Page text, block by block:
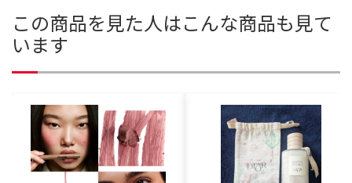
この商品を見た人はこんな商品も見て
います